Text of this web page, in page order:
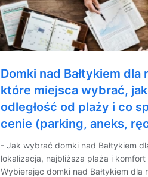
Domki nad Bałtykiem dla
które miejsca wybrać,
odległość od plaży i co
cenie (parking, aneks,
- Jak wybrać domki nad Bałtykiem
lokalizacja, najbliższa plaża i komfort
Wybierając domki nad Bałtykiem dla